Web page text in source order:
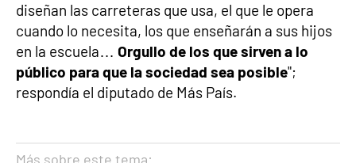
diseñan las carreteras que usa, el que le opera
cuando lo necesita, los que enseñarán a sus hijos
en la escuela… Orgullo de los que sirven a lo
público para que la sociedad sea posible";
respondía el diputado de Más País.
Más sobre este tema: